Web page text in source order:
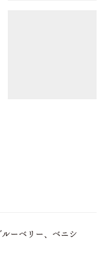
ーベリー、ベニシ